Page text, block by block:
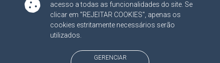
acesso a todas as funcionalidades do site. Se
clicar em "REJEITAR COOKIES", apenas os
cookies estritamente necessários serão
utilizados.
GERENCIAR
SIGA NOSSAS REDES SOCIAIS
Linked InYoutube
Facebook
X
BAIXE NOSSO APLICATIVO